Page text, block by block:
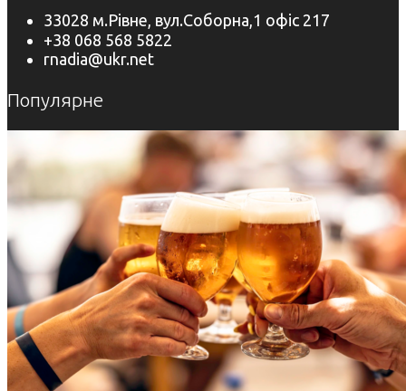
33028 м.Рівне, вул.Соборна,1 офіс 217
+38 068 568 5822
rnadia@ukr.net
Популярне